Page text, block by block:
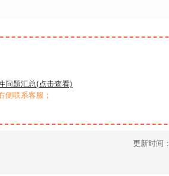
问题汇总(点击查看)
侧联系客服；
更新时间：